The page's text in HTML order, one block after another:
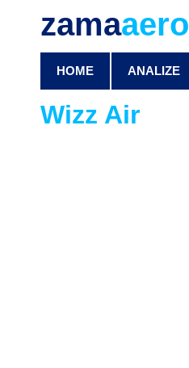
zamaaero
HOME ANALIZE
Wizz Air